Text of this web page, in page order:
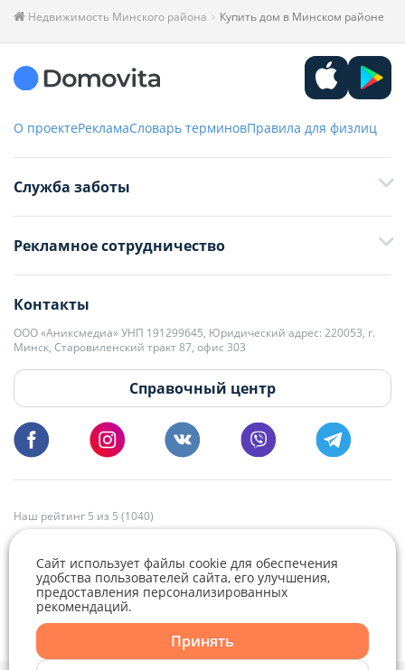
Telegram
Недвижимость Минского района Купить дом в Минском районе
О проектеРекламаСловарь терминовПравила для физлиц
Служба заботы
+375 33 376-13-70
editor@domovita.by
Мы принимаем звонки и отвечаем на письма в будние дни с 9:00 до
18:00.
Рекламное сотрудничество
kb@domovita.by
+375 29 179-11-28 Владислав Гладченко
vg@domovita.by
Пишите и звоните нам в будние дни с 8:00 до 20:00.
Контакты
ООО «Аниксмедиа» УНП 191299645, Юридический адрес: 220053, г.
Минск, Старовиленский тракт 87, офис 303
Справочный центр
Наш рейтинг 5 из 5 (1040)
Сайт использует файлы cookie для обеспечения
удобства пользователей сайта, его улучшения,
предоставления персонализированных
рекомендаций.
Принять